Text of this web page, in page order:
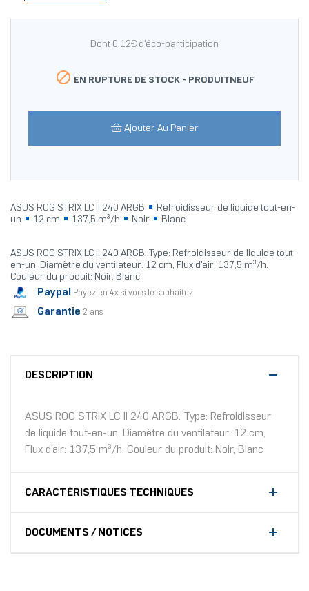
Dont 0.12€ d'éco-participation
 EN RUPTURE DE STOCK - PRODUITNEUF
Ajouter Au Panier
ASUS ROG STRIX LC II 240 ARGB
Refroidisseur de liquide tout-en-
un
12 cm 137,5 m³/h Noir Blanc
ASUS ROG STRIX LC II 240 ARGB. Type: Refroidisseur de liquide tout-
en-un, Diamètre du ventilateur: 12 cm, Flux d'air: 137,5 m³/h.
Couleur du produit: Noir, Blanc
Paypal Payez en 4x si vous le souhaitez
Garantie 2 ans
DESCRIPTION
ASUS ROG STRIX LC II 240 ARGB. Type: Refroidisseur
de liquide tout-en-un, Diamètre du ventilateur: 12 cm,
Flux d'air: 137,5 m³/h. Couleur du produit: Noir, Blanc
CARACTÉRISTIQUES TECHNIQUES
DOCUMENTS / NOTICES